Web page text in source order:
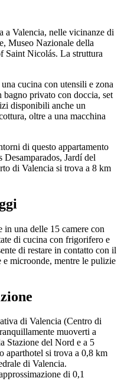
a Valencia, nelle vicinanze di
Museo Nazionale della
Saint Nicolás. La struttura
cucina con utensili e zona
privato con doccia, set
disponibili anche un
oltre a una macchina
di questo appartamento
Jardí del
di Valencia si trova a 8 km
una delle 15 camere con
di cucina con frigorifero e
di restare in contatto con il
microonde, mentre le pulizie
di Valencia (Centro di
muoverti a
Stazione del Nord e a 5
aparthotel si trova a 0,8 km
di Valencia.
di 0,1